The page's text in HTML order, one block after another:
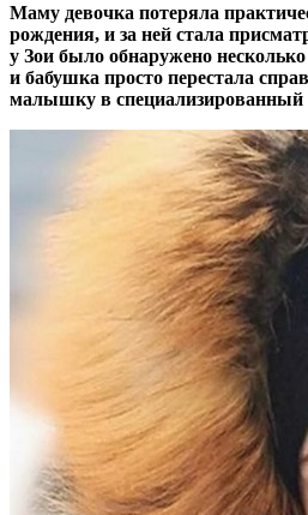
Маму девочка потеряла
рождения, и за ней стала
у Зои было обнаружено
и бабушка просто перестала
малышку в специализированный